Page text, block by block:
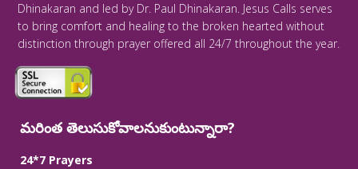
Dhinakaran and led by Dr. Paul Dhinakaran. Jesus Calls serves
to bring comfort and healing to the broken hearted without
distinction through prayer offered all 24/7 throughout the year.
మరింత తెలుసుకోవాలనుకుంటున్నారా?
24*7 Prayers